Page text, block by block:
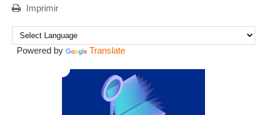
Imprimir
Powered by Translate